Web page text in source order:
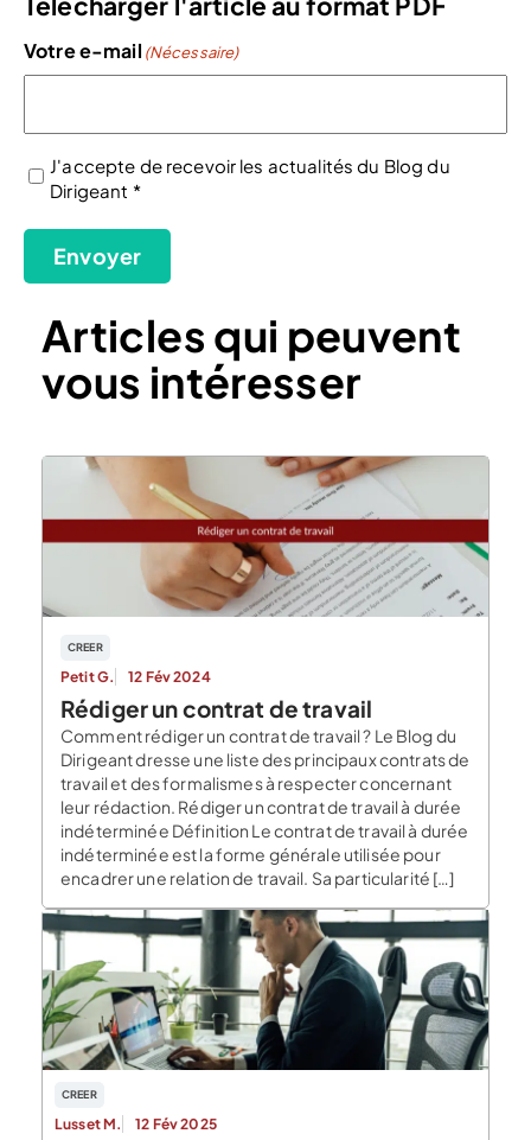
Votre e-mail (Nécessaire)
(Nécessaire)
J'accepte de recevoir les actualités du Blog du
Dirigeant *
Envoyer
Articles qui peuvent
vous intéresser
CREER
Petit G. 12 Fév 2024
Rédiger un contrat de travail
Comment rédiger un contrat de travail ? Le Blog du
Dirigeant dresse une liste des principaux contrats de
travail et des formalismes à respecter concernant
leur rédaction. Rédiger un contrat de travail à durée
indéterminée Définition Le contrat de travail à durée
indéterminée est la forme générale utilisée pour
encadrer une relation de travail. Sa particularité […]
CREER
Lusset M. 12 Fév 2025